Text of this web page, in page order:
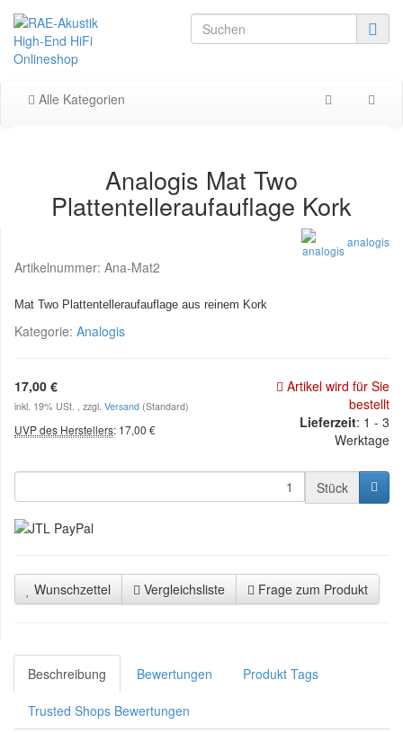
Alle Kategorien
Analogis Mat Two
Plattentelleraufauflage Kork
analogis
Artikelnummer: Ana-Mat2
Mat Two Plattentelleraufauflage aus reinem Kork
Kategorie: Analogis
17,00 €
inkl. 19% USt. , zzgl. Versand (Standard)
UVP des Herstellers: 17,00 €
Artikel wird für Sie
bestellt
Lieferzeit: 1 - 3
Werktage
Stück
Wunschzettel Vergleichsliste Frage zum Produkt
Beschreibung Bewertungen Produkt Tags
Trusted Shops Bewertungen